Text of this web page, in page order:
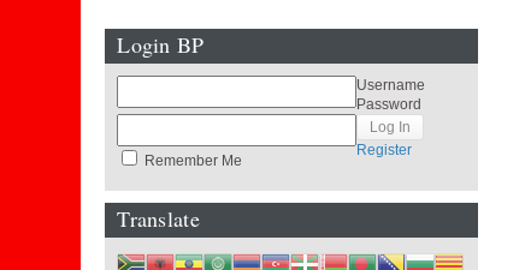
Login BP
Username
Password
Remember Me
Register
Translate